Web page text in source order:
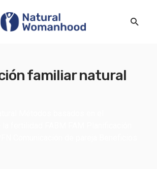
familiar natural